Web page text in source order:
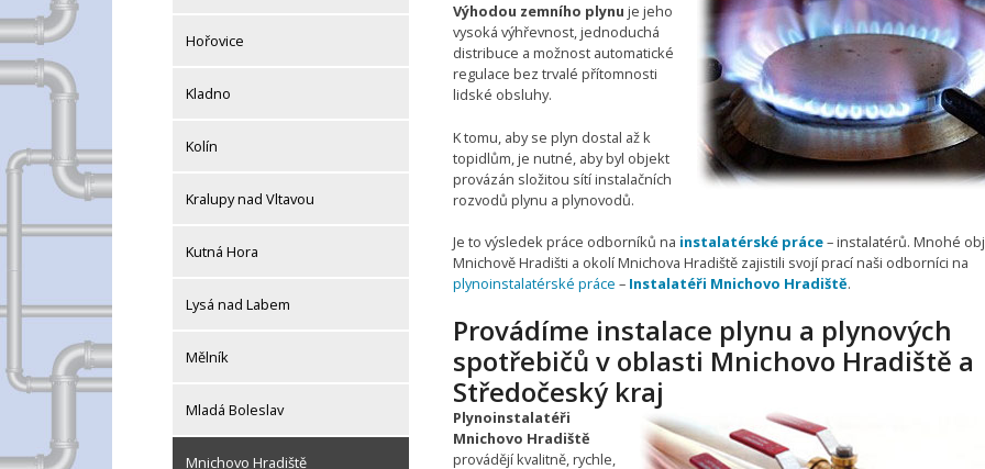
Hořovice
Kladno
Kolín
Kralupy nad Vltavou
Kutná Hora
Lysá nad Labem
Mělník
Mladá Boleslav
Mnichovo Hradiště
Výhodou zemního plynu je jeho
vysoká výhřevnost, jednoduchá
distribuce a možnost automatické
regulace bez trvalé přítomnosti
lidské obsluhy.
K tomu, aby se plyn dostal až k
topidlům, je nutné, aby byl objekt
provázán složitou sítí instalačních
rozvodů plynu a plynovodů.
Je to výsledek práce odborníků na instalatérské práce– instalatérů. Mnohé
Mnichově Hradišti a okolí Mnichova Hradiště zajistili svojí prací naši odborníci na
plynoinstalatérské práce – Instalatéři Mnichovo Hradiště.
Provádíme instalace plynu a plynových
spotřebičů v oblasti Mnichovo Hradiště a
Středočeský kraj
Plynoinstalatéři
Mnichovo Hradiště
provádějí kvalitně, rychle,